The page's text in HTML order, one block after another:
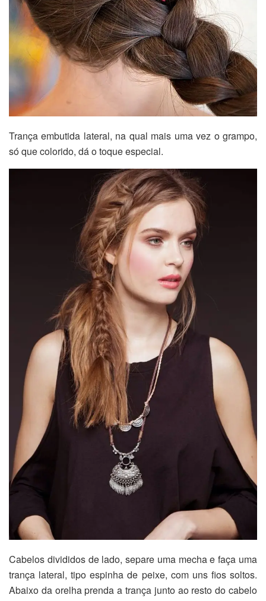
Trança embutida lateral, na qual mais uma vez o grampo,
só que colorido, dá o toque especial.
Cabelos divididos de lado, separe uma mecha e faça uma
trança lateral, tipo espinha de peixe, com uns fios soltos.
Abaixo da orelha prenda a trança junto ao resto do cabelo